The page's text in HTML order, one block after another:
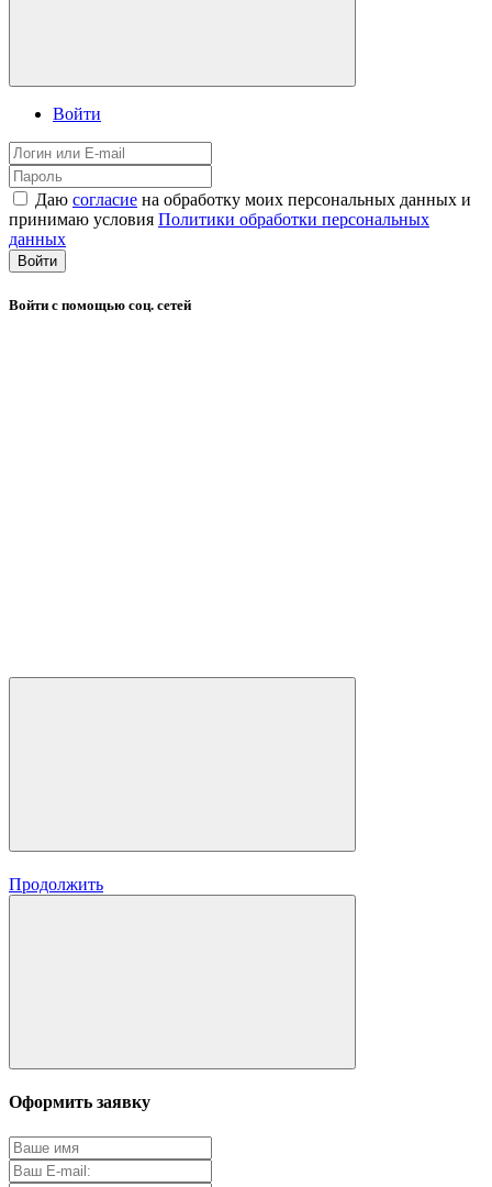
Войти
Даю согласие на обработку моих персональных данных и
принимаю условия Политики обработки персональных
данных
Войти
Войти с помощью соц. сетей
Продолжить
Оформить заявку